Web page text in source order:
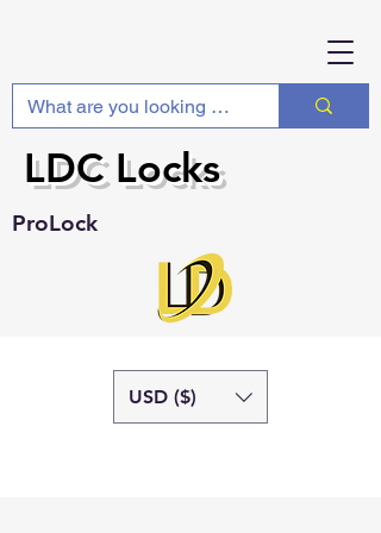
ProLock
LDC Locks
USD ($)